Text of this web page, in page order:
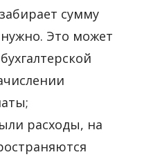
сумму
Это может
расходы, на